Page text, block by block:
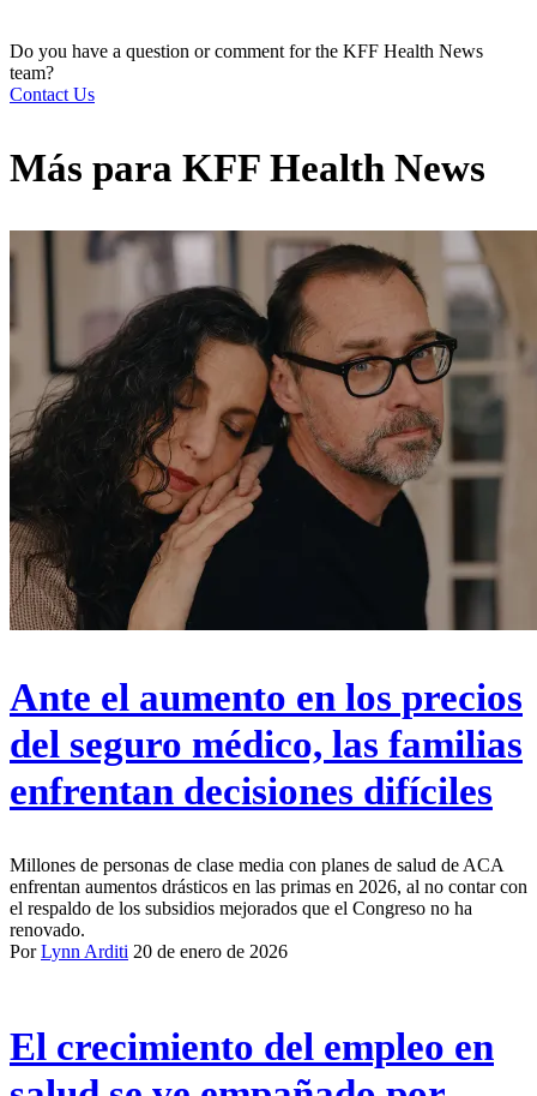
Do you have a question or comment for the KFF Health News
team?
Contact Us
Más para KFF Health News
Ante el aumento en los precios
del seguro médico, las familias
enfrentan decisiones difíciles
Millones de personas de clase media con planes de salud de ACA
enfrentan aumentos drásticos en las primas en 2026, al no contar con
el respaldo de los subsidios mejorados que el Congreso no ha
renovado.
PorLynn Arditi 20 de enero de 2026
El crecimiento del empleo en